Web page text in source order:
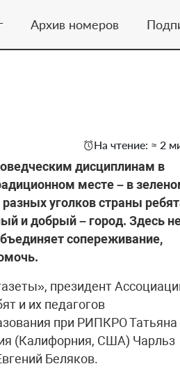
Архив номеров
На чтение: ≈ 2
дисциплинам в
месте – в
уголков страны
и добрый – город. Здесь
сопереживание,
президент
и их педагогов
при РИПКРО Татьяна
(Калифорния, США) Чарльз
Беляков.